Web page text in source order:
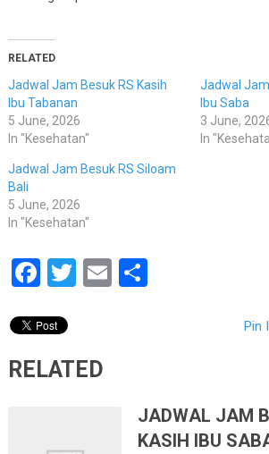
RELATED
Jadwal Jam Besuk RS Kasih
Ibu Tabanan
5 June, 2026
In "Kesehatan"
Jadwal
Ibu Saba
3 June,
In
Jadwal Jam Besuk RS Siloam
Bali
5 June, 2026
In "Kesehatan"
Facebook
Twitter
EmailShare
Pin
RELATED
JADWAL JAM
KASIH IBU